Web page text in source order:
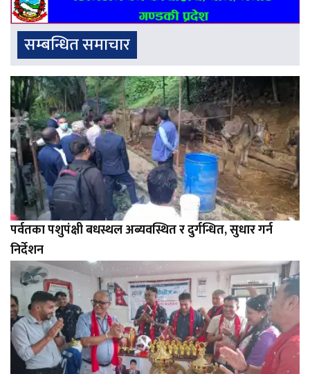
सम्बन्धित समाचार
पर्वतका पशुपंक्षी बधस्थल अब्यवस्थित र दुर्गन्धित, सुधार गर्न
निर्देशन